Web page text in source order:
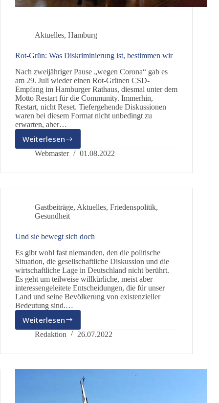
Aktuelles, Hamburg
Rot-Grün: Was Diskriminierung ist, bestimmen wir
Nach zweijähriger Pause „wegen Corona“ gab es
am 29. Juli wieder einen Rot-Grünen CSD-
Empfang im Hamburger Rathaus, diesmal unter dem
Motto Restart für die Community. Immerhin,
Restart, nicht Reset. Tiefergehende Diskussionen
waren bei diesem Format nicht unbedingt zu
erwarten, aber…
Weiterlesen
Rot-
Grün:
Diskriminierung
Webmaster 01.08.2022
Gastbeiträge, Aktuelles, Friedenspolitik,
Gesundheit
Und sie bewegt sich doch
Es gibt wohl fast niemanden, den die politische
Situation, die gesellschaftliche Diskussion und die
wirtschaftliche Lage in Deutschland nicht berührt.
Es geht um teilweise willkürliche, meist aber
interessengeleitete Entscheidungen, die für unser
Land und seine Bevölkerung von existenzieller
Bedeutung sind.…
Weiterlesen
Und
sie
sich
Redaktion 26.07.2022